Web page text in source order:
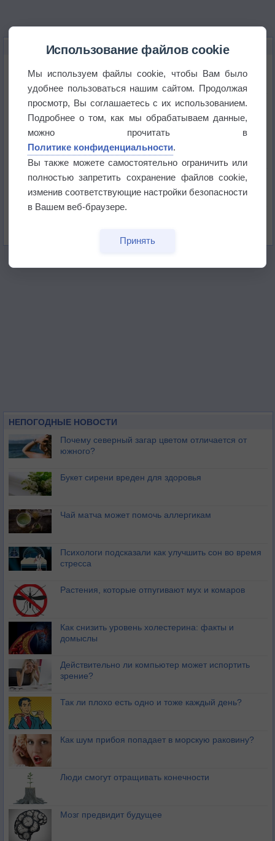
НОВОЕ О ПОГОДЕ
Погода в Москве 6 августа
Июль в России стал самым тёплым за всю
историю
В Центральной России наступают самые жаркие
дни этого лета
Дневная температура воздуха в ОАЭ превысила
НЕПОГОДНЫЕ НОВОСТИ
Почему северный загар цветом отличается от
южного?
Букет сирени вреден для здоровья
Чай матча может помочь аллергикам
Психологи подсказали как улучшить сон во время
стресса
Растения, которые отпугивают мух и комаров
Как снизить уровень холестерина: факты и
домыслы
Действительно ли компьютер может испортить
зрение?
Так ли плохо есть одно и тоже каждый день?
Как шум прибоя попадает в морскую раковину?
Люди смогут отращивать конечности
Мозг предвидит будущее
Использование файлов cookie
Мы используем файлы cookie, чтобы Вам было
удобнее пользоваться нашим сайтом. Продолжая
просмотр, Вы соглашаетесь с их использованием.
Подробнее о том, как мы обрабатываем данные,
можно прочитать в
Политике конфиденциальности.
Вы также можете самостоятельно ограничить или
полностью запретить сохранение файлов cookie,
изменив соответствующие настройки безопасности
в Вашем веб-браузере.
Принять